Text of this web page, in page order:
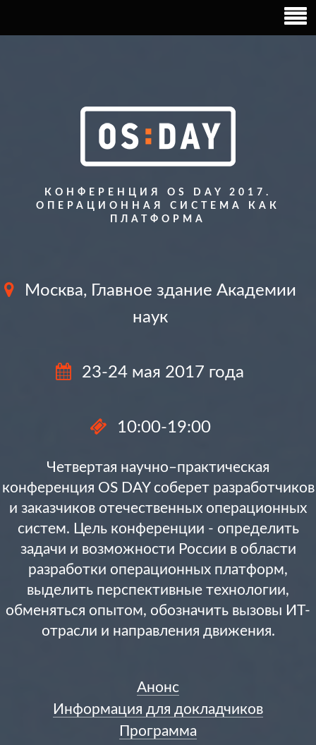
КОНФЕРЕНЦИЯ OS DAY 2017.
ОПЕРАЦИОННАЯ СИСТЕМА КАК
ПЛАТФОРМА
Москва, Главное здание Академии
наук
23-24 мая 2017 года
10:00-19:00
Четвертая научно–практическая
конференция OS DAY соберет разработчиков
и заказчиков отечественных операционных
систем. Цель конференции - определить
задачи и возможности России в области
разработки операционных платформ,
выделить перспективные технологии,
обменяться опытом, обозначить вызовы ИТ-
отрасли и направления движения.
Анонс
Информация для докладчиков
Программа